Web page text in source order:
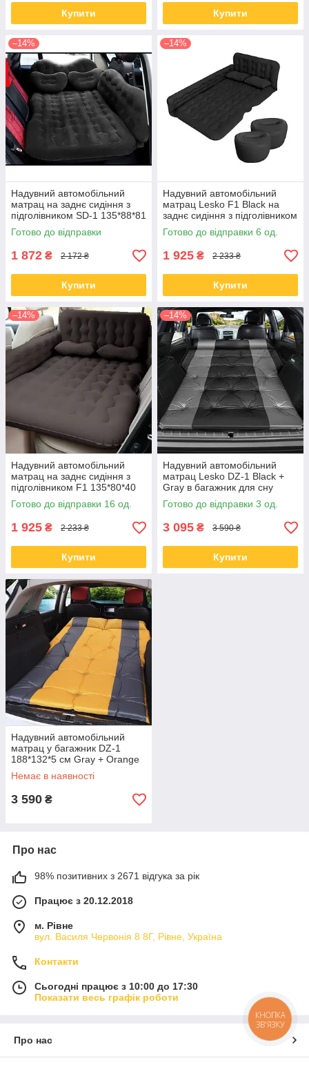
Купити Купити
–14%
Надувний автомобільний
матрац на заднє сидіння з
підголівником SD-1 135*88*81
см Black
Готово до відправки
1 872 ₴ 2 172 ₴
Купити
–14%
Надувний автомобільний
матрац Lesko F1 Black на
заднє сидіння з підголівником
135*80*40 см
Готово до відправки 6 од.
1 925 ₴ 2 233 ₴
Купити
–14%
Надувний автомобільний
матрац на заднє сидіння з
підголівником F1 135*80*40
см Gray
Готово до відправки 16 од.
1 925 ₴ 2 233 ₴
Купити
–14%
Надувний автомобільний
матрац Lesko DZ-1 Black +
Gray в багажник для сну
відпочинку 180*132*5 см
Готово до відправки 3 од.
3 095 ₴ 3 590 ₴
Купити
Надувний автомобільний
матрац у багажник DZ-1
188*132*5 см Gray + Orange
Немає в наявності
3 590 ₴
Про нас
98% позитивних з 2671 відгука за рік
Працює з 20.12.2018
м. Рівне
вул. Василя Червонія 8 8Г, Рівне, Україна
Контакти
Сьогодні працює з 10:00 до 17:30
Показати весь графік роботи
Про нас
КНОПКА
ЗВ'ЯЗКУ